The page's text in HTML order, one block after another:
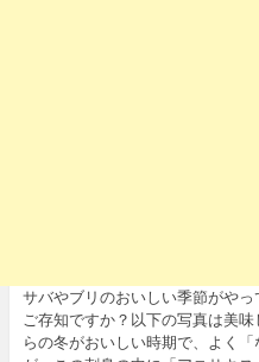
サバやブリのおいしい季節がや
ご存知ですか？以下の写真は美
らの冬がおいしい時期で、よく